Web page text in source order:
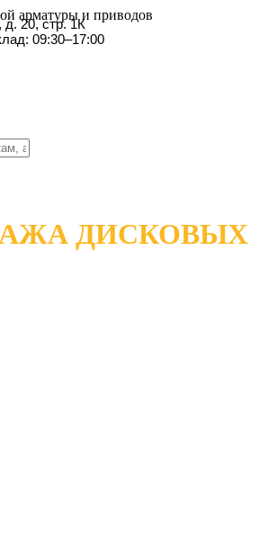
арматуры и приводов
20, стр. 1К
09:30–17:00
ДИСКОВЫХ